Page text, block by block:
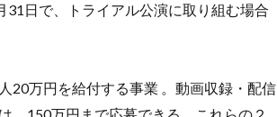
日で、トライアル公演に取り組む場合
20万円を給付する事業 。動画収録・配信